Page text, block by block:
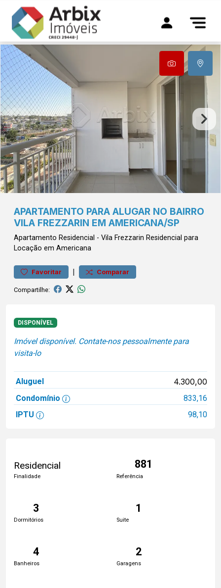
APARTAMENTO PARA ALUGAR NO BAIRRO
VILA FREZZARIN EM AMERICANA/SP
Apartamento Residencial - Vila Frezzarin Residencial para
Locação em Americana
Favoritar | Comparar
Compartilhe:
DISPONÍVEL
Imóvel disponível. Contate-nos pessoalmente para
visita-lo
Aluguel 4.300,00
Condomínio
833,16
IPTU
98,10
Residencial
Finalidade
881
Referência
3
Dormitórios
1
Suite
4
Banheiros
2
Garagens